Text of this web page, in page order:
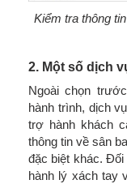
Kiểm tra thông
2. Một số dịch
Ngoài chọn
hành trình, dịch
trợ hành khách
thông tin về sân
đặc biệt khác.
hành lý xách tay